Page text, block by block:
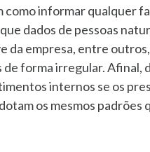
como informar qualquer
dados de pessoas
da empresa, entre
forma irregular. Afinal,
internos se os
os mesmos padrões